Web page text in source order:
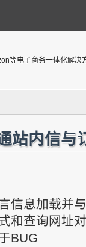
等电子商务一体化解决
站内信与
信息加载并
和查询网址
BUG